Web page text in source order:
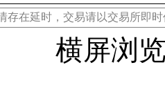
存在延时，交易请以交易所即
横屏浏